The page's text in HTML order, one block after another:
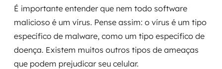
É importante entender que nem todo software
malicioso é um vírus. Pense assim: o vírus é um tipo
específico de malware, como um tipo específico de
doença. Existem muitos outros tipos de ameaças
que podem prejudicar seu celular.